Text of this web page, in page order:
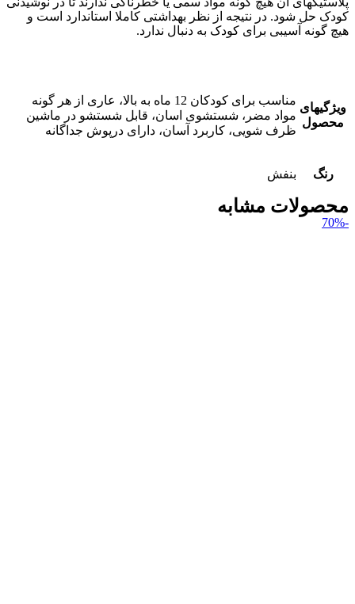
کودک حل شود. در نتیجه از نظر بهداشتی کاملا استاندارد است و
هیچ گونه آسیبی برای کودک به دنبال ندارد.
ویژگیهای
محصول
مناسب برای کودکان 12 ماه به بالا، عاری از هر گونه
مواد مضر، شستشوی اسان، قابل شستشو در ماشین
ظرف شویی، کاربرد آسان، دارای درپوش جداگانه
رنگ بنفش
محصولات مشابه
-70%